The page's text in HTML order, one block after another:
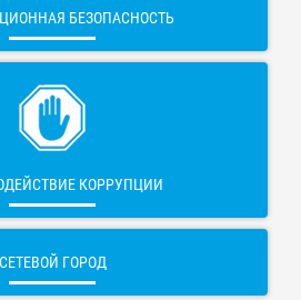
БЕЗОПАСНОСТЬ
КОРРУПЦИИ
СЕТЕВОЙ ГОРОД